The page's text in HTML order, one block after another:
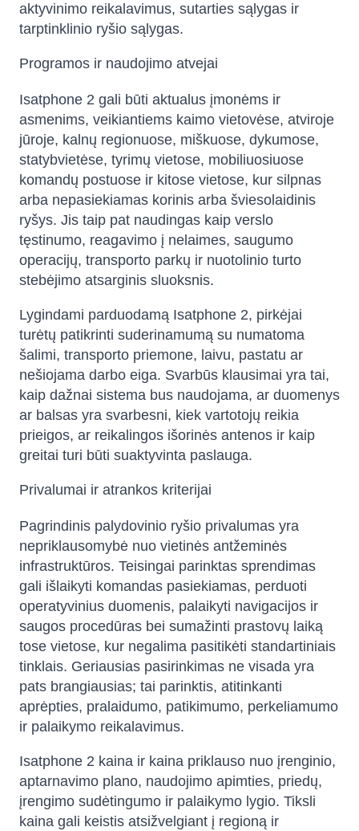
aktyvinimo reikalavimus, sutarties sąlygas ir
tarptinklinio ryšio sąlygas.
Programos ir naudojimo atvejai
Isatphone 2 gali būti aktualus įmonėms ir
asmenims, veikiantiems kaimo vietovėse, atviroje
jūroje, kalnų regionuose, miškuose, dykumose,
statybvietėse, tyrimų vietose, mobiliuosiuose
komandų postuose ir kitose vietose, kur silpnas
arba nepasiekiamas korinis arba šviesolaidinis
ryšys. Jis taip pat naudingas kaip verslo
tęstinumo, reagavimo į nelaimes, saugumo
operacijų, transporto parkų ir nuotolinio turto
stebėjimo atsarginis sluoksnis.
Lygindami parduodamą Isatphone 2, pirkėjai
turėtų patikrinti suderinamumą su numatoma
šalimi, transporto priemone, laivu, pastatu ar
nešiojama darbo eiga. Svarbūs klausimai yra tai,
kaip dažnai sistema bus naudojama, ar duomenys
ar balsas yra svarbesni, kiek vartotojų reikia
prieigos, ar reikalingos išorinės antenos ir kaip
greitai turi būti suaktyvinta paslauga.
Privalumai ir atrankos kriterijai
Pagrindinis palydovinio ryšio privalumas yra
nepriklausomybė nuo vietinės antžeminės
infrastruktūros. Teisingai parinktas sprendimas
gali išlaikyti komandas pasiekiamas, perduoti
operatyvinius duomenis, palaikyti navigacijos ir
saugos procedūras bei sumažinti prastovų laiką
tose vietose, kur negalima pasitikėti standartiniais
tinklais. Geriausias pasirinkimas ne visada yra
pats brangiausias; tai parinktis, atitinkanti
aprėpties, pralaidumo, patikimumo, perkeliamumo
ir palaikymo reikalavimus.
Isatphone 2 kaina ir kaina priklauso nuo įrenginio,
aptarnavimo plano, naudojimo apimties, priedų,
įrengimo sudėtingumo ir palaikymo lygio. Tiksli
kaina gali keistis atsižvelgiant į regioną ir